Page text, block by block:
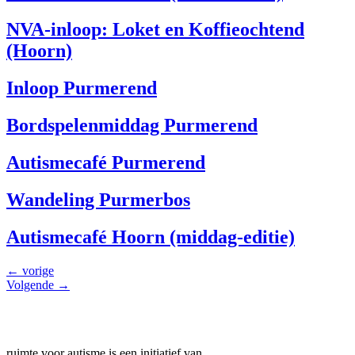
NVA-inloop: Loket en Koffieochtend
(Hoorn)
Inloop Purmerend
Bordspelenmiddag Purmerend
Autismecafé Purmerend
Wandeling Purmerbos
Autismecafé Hoorn (middag-editie)
← vorige
Volgende →